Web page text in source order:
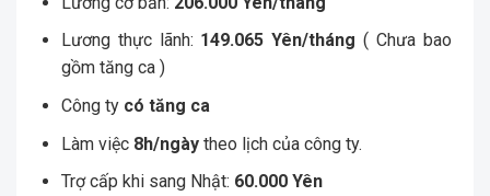
Lương thực lãnh: 149.065 Yên/tháng ( Chưa bao
gồm tăng ca )
Công ty có tăng ca
Làm việc 8h/ngàytheo lịch của công ty.
Trợ cấp khi sang Nhật: 60.000 Yên